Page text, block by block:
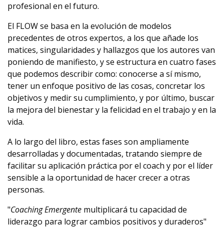
profesional en el futuro.
El FLOW se basa en la evolución de modelos
precedentes de otros expertos, a los que añade los
matices, singularidades y hallazgos que los autores van
poniendo de manifiesto, y se estructura en cuatro fases
que podemos describir como: conocerse a sí mismo,
tener un enfoque positivo de las cosas, concretar los
objetivos y medir su cumplimiento, y por último, buscar
la mejora del bienestar y la felicidad en el trabajo y en la
vida.
A lo largo del libro, estas fases son ampliamente
desarrolladas y documentadas, tratando siempre de
facilitar su aplicación práctica por el coach y por el líder
sensible a la oportunidad de hacer crecer a otras
personas.
"Coaching Emergente multiplicará tu capacidad de
liderazgo para lograr cambios positivos y duraderos"